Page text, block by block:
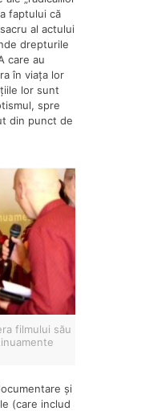
faptului că
al actului
drepturile
care au
în viața lor
lor sunt
spre
din punct de
filmului său
și
(care includ